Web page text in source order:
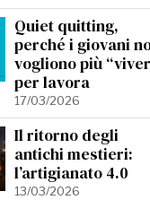
Quiet quitting,
perché i giovani
vogliono più
per lavora
17/03/2026
Il ritorno degli
antichi mestieri:
l’artigianato 4.0
13/03/2026